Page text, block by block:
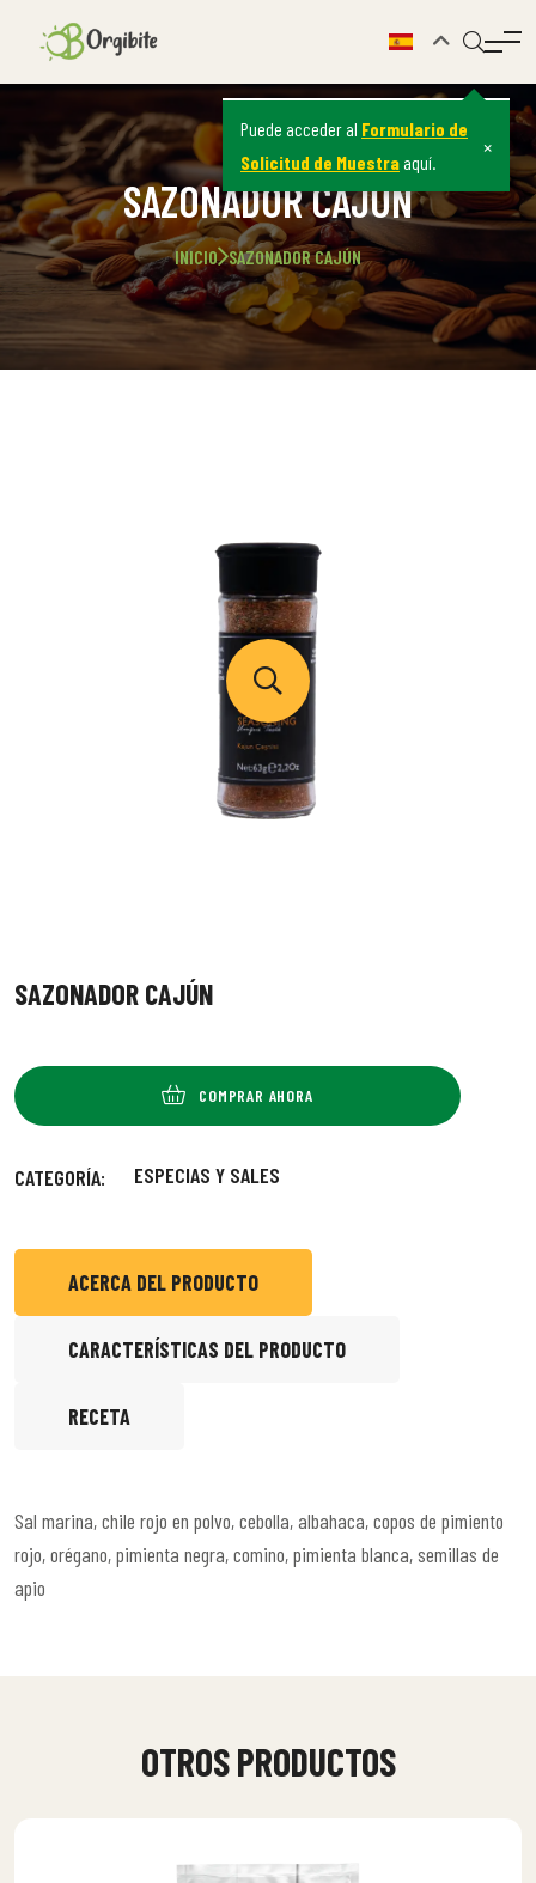
Puede acceder al Formulario de
Solicitud de Muestraaquí.
×
SAZONADOR CAJÚN
INICIO SAZONADOR CAJÚN
SAZONADOR CAJÚN
COMPRAR AHORA
CATEGORÍA: ESPECIAS Y SALES
ACERCA DEL PRODUCTO
CARACTERÍSTICAS DEL PRODUCTO
RECETA
Sal marina, chile rojo en polvo, cebolla, albahaca, copos de pimiento
rojo, orégano, pimienta negra, comino, pimienta blanca, semillas de
apio
OTROS PRODUCTOS